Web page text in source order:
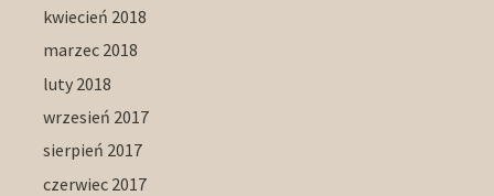
kwiecień 2018
marzec 2018
luty 2018
wrzesień 2017
sierpień 2017
czerwiec 2017